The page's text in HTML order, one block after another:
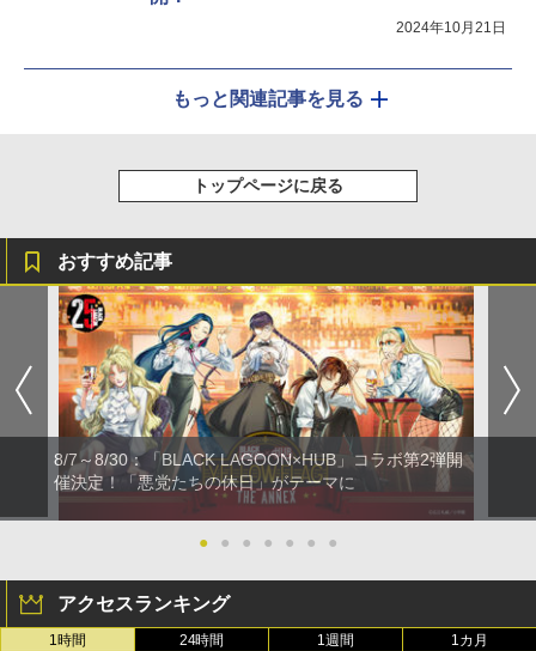
2024年10月21日
もっと関連記事を見る
トップページに戻る
おすすめ記事
8/7～8/30：「BLACK LAGOON×HUB」コラボ第2弾開
催決定！「悪党たちの休日」がテーマに
● ● ● ● ● ● ●
アクセスランキング
1時間 24時間 1週間 1カ月